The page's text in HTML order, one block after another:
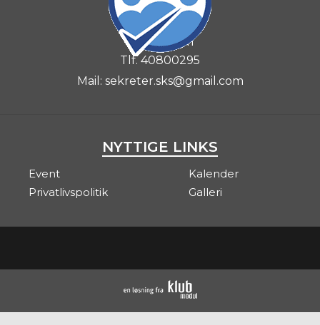
kirkevej 19
6510 - .gram
Tlf.40800295
Mail: sekreter.sks@gmail.com
NYTTIGE LINKS
Event
Kalender
Privatlivspolitik
Galleri